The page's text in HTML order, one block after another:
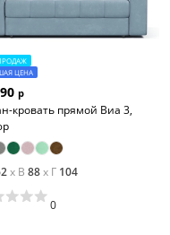
ЦЕНА
р
кровать прямой Виа 3,
x В 88x Г 104
0